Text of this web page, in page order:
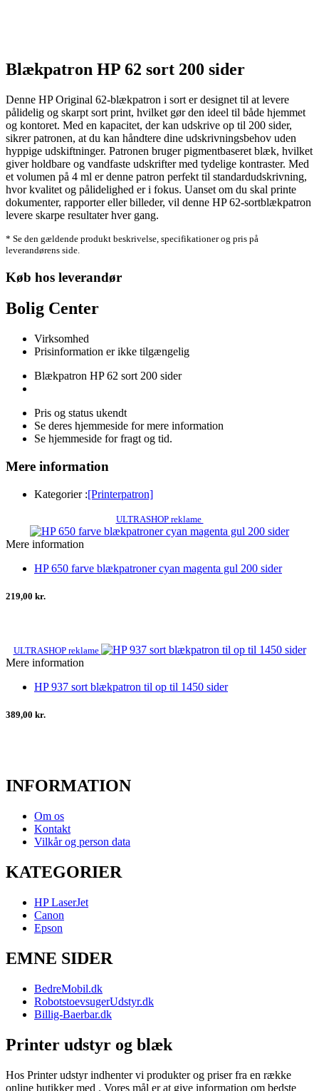
Blækpatron HP 62 sort 200 sider
Denne HP Original 62-blækpatron i sort er designet til at levere
pålidelig og skarpt sort print, hvilket gør den ideel til både hjemmet
og kontoret. Med en kapacitet, der kan udskrive op til 200 sider,
sikrer patronen, at du kan håndtere dine udskrivningsbehov uden
hyppige udskiftninger. Patronen bruger pigmentbaseret blæk, hvilket
giver holdbare og vandfaste udskrifter med tydelige kontraster. Med
et volumen på 4 ml er denne patron perfekt til standardudskrivning,
hvor kvalitet og pålidelighed er i fokus. Uanset om du skal printe
dokumenter, rapporter eller billeder, vil denne HP 62-sortblækpatron
levere skarpe resultater hver gang.
* Se den gældende produkt beskrivelse, specifikationer og pris på
leverandørens side.
Køb hos leverandør
Bolig Center
Virksomhed
Prisinformation er ikke tilgængelig
Blækpatron HP 62 sort 200 sider
Pris og status ukendt
Se deres hjemmeside for mere information
Se hjemmeside for fragt og tid.
Mere information
Kategorier :[Printerpatron]
ULTRASHOP reklame
Mere information
HP 650 farve blækpatroner cyan magenta gul 200 sider
219,00 kr.
ULTRASHOP reklame
Mere information
HP 937 sort blækpatron til op til 1450 sider
389,00 kr.
INFORMATION
Om os
Kontakt
Vilkår og person data
KATEGORIER
HP LaserJet
Canon
Epson
EMNE SIDER
BedreMobil.dk
RobotstoevsugerUdstyr.dk
Billig-Baerbar.dk
Printer udstyr og blæk
Hos Printer udstyr indhenter vi produkter og priser fra en række
online butikker med . Vores mål er at give information om bedste